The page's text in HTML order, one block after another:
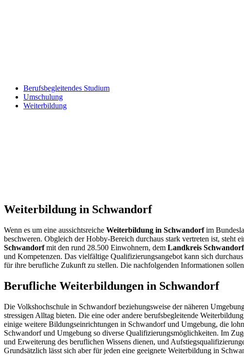
Berufsbegleitendes Studium
Umschulung
Weiterbildung
Weiterbildung in Schwandorf
Wenn es um eine aussichtsreiche Weiterbildung in Schwandorfim
beschweren. Obgleich der Hobby-Bereich durchaus stark vertreten ist,
Schwandorfmit den rund 28.500 Einwohnern, dem Landkreis Schwandorf
und Kompetenzen. Das vielfältige Qualifizierungsangebot kann sich
für ihre berufliche Zukunft zu stellen. Die nachfolgenden Informationen
Berufliche Weiterbildungen in Schwandorf
Die Volkshochschule in Schwandorf beziehungsweise der näheren
stressigen Alltag bieten. Die eine oder andere berufsbegleitende
einige weitere Bildungseinrichtungen in Schwandorf und Umgebung, die
Schwandorf und Umgebung so diverse Qualifizierungsmöglichkeiten. Im
und Erweiterung des beruflichen Wissens dienen, und
Grundsätzlich lässt sich aber für jeden eine geeignete Weiterbildung in